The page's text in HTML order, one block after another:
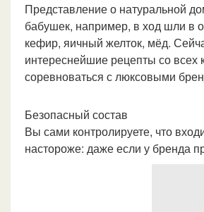
Представление о натуральной
бабушек, например, в ход шли в
кефир, яичный желток, мёд.
интереснейшие рецепты со всех
соревноваться с люксовыми
Безопасный состав
Вы сами контролируете, что
настороже: даже если у бренда